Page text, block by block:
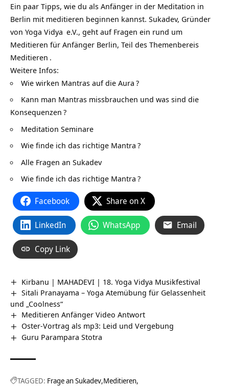
Ein paar Tipps, wie du als Anfänger in der Meditation in
Berlin mit meditieren beginnen kannst. Sukadev, Gründer
von Yoga Vidya e.V., geht auf Fragen ein rund um
Meditieren für Anfänger Berlin, Teil des Themenbereis
Meditieren .
Weitere Infos:
Wie wirken Mantras auf die Aura ?
Kann man Mantras missbrauchen und was sind die
Konsequenzen ?
Meditation Seminare
Wie finde ich das richtige Mantra ?
Alle Fragen an Sukadev
Wie finde ich das richtige Mantra ?
Facebook Share on X
LinkedIn WhatsApp Email
Copy Link
Kirbanu | MAHADEVI | 18. Yoga Vidya Musikfestival
Sitali Pranayama – Yoga Atemübung für Gelassenheit
und „Coolness“
Meditieren Anfänger Video Antwort
Oster-Vortrag als mp3: Leid und Vergebung
Guru Parampara Stotra
TAGGED: Frage an Sukadev Meditieren